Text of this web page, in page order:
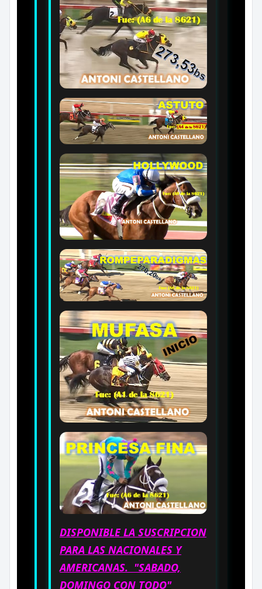
DISPONIBLE LA SUSCRIPCION
PARA LAS NACIONALES Y
AMERICANAS. "SABADO,
DOMINGO CON TODO"